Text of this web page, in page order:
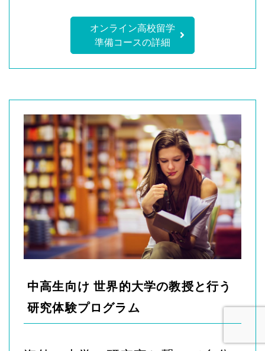
オンライン高校留学
準備コースの詳細
中高生向け 世界的大学の教授と行う
研究体験プログラム